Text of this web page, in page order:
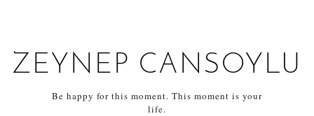
ZEYNEP CANSOYLU
Be happy for this moment. This moment is your
life.